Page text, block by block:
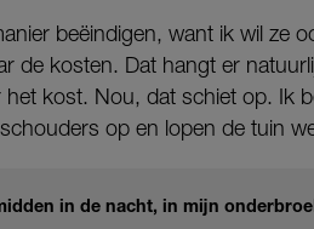
beëindigen, want ik wil ze
de kosten. Dat hangt er
kost. Nou, dat schiet op. Ik
op en lopen de tuin
in de nacht, in mijn